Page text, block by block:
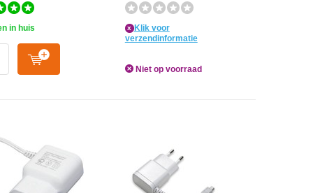
in huis x Klik voor
verzendinformatie
Niet op voorraad